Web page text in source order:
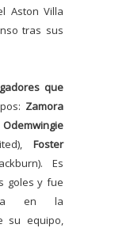
Aston Villa
tras sus
que
Zamora
Odemwingie
Foster
Es
goles y fue
en la
su equipo,